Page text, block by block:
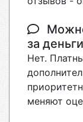
за
Нет.
меняют